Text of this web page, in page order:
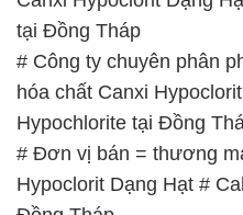
# Đơn vị bán = thương
Hypoclorit Dạng Hạt #
Đồng Tháp
# Thương mại × bán hóa
Hypoclorit Dạng Hạt #
Đồng Tháp
# Công ty phân phối ►